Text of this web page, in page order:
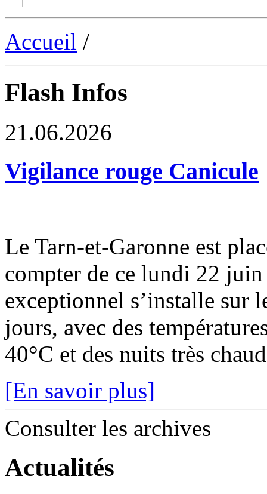
Accueil /
Flash Infos
21.06.2026
Vigilance rouge Canicule
Le Tarn-et-Garonne est
compter de ce lundi 22
exceptionnel s’installe sur
jours, avec des
40°C et des nuits très
[En savoir plus]
Consulter les archives
Actualités